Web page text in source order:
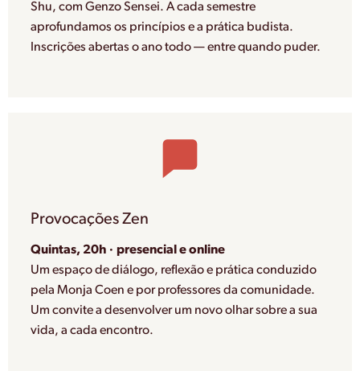
Shu, com Genzo Sensei. A cada semestre
aprofundamos os princípios e a prática budista.
Inscrições abertas o ano todo — entre quando puder.
Provocações Zen
Quintas, 20h · presencial e online
Um espaço de diálogo, reflexão e prática conduzido
pela Monja Coen e por professores da comunidade.
Um convite a desenvolver um novo olhar sobre a sua
vida, a cada encontro.